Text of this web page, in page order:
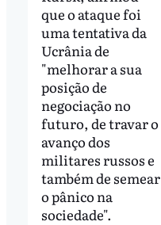
que o ataque foi
uma tentativa da
Ucrânia de
"melhorar a sua
posição de
negociação no
futuro, de travar o
avanço dos
militares russos e
também de semear
o pânico na
sociedade".